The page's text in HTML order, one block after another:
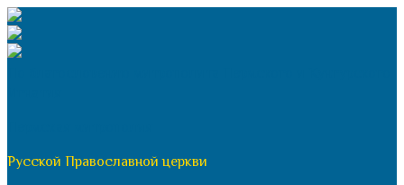
Перейти
к
содержимому
Русской Православной церкви